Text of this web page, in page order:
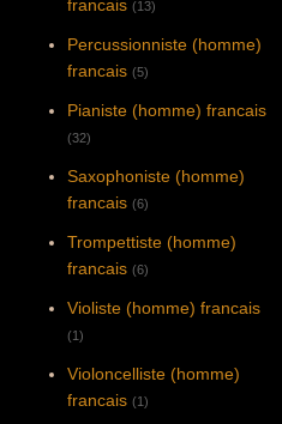
francais (13)
Percussionniste (homme)
francais (5)
Pianiste (homme) francais
(32)
Saxophoniste (homme)
francais (6)
Trompettiste (homme)
francais (6)
Violiste (homme) francais
(1)
Violoncelliste (homme)
francais (1)